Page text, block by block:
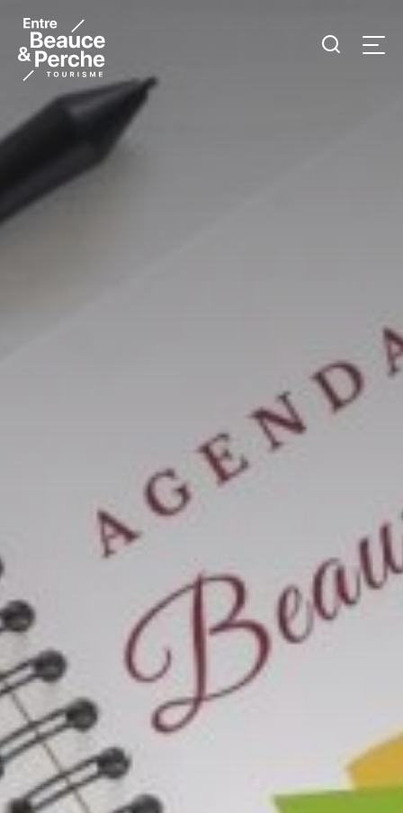
Tourisme
Entre
Beauce
et
Perche
Menu